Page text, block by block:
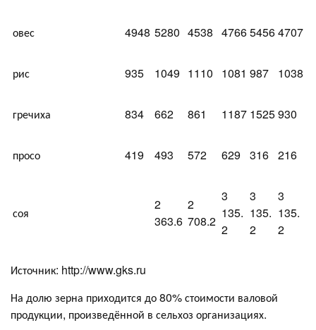
овес 4948 5280 4538 476654564707
рис 935 1049 1110 1081 987 1038
гречиха 834 662 861 1187 1525930
просо 419 493 572 629 316 216
соя
2
363.6
2
708.2
3
135.
2
3
135.
2
3
135.
2
Источник: http://www.gks.ru
На долю зерна приходится до 80% стоимости валовой
продукции, произведённой в сельхоз организациях.